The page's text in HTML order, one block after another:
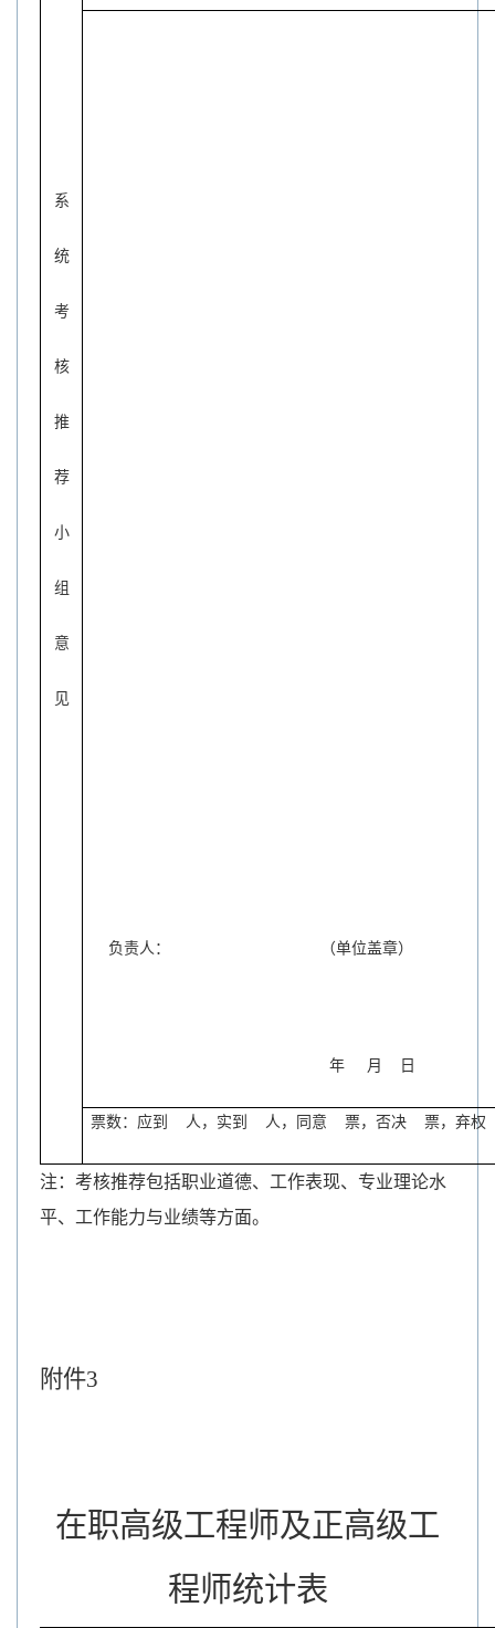
系
统
考
核
推
荐
小
组
意
见
负责人： （单位盖章）
年 月 日
票数：应到 人，实到 人，同意 票，否决 票，弃权
注：考核推荐包括职业道德、工作表现、专业理论水
平、工作能力与业绩等方面。
附件3
在职高级工程师及正高级工
程师统计表